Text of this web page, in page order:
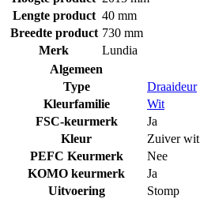
Lengte product 40 mm
Breedte product 730 mm
Merk
Lundia
Algemeen
Type
Draaideur
Kleurfamilie
Wit
FSC-keurmerk
Ja
Kleur
Zuiver wit
PEFC Keurmerk
Nee
KOMO keurmerk
Ja
Uitvoering
Stomp